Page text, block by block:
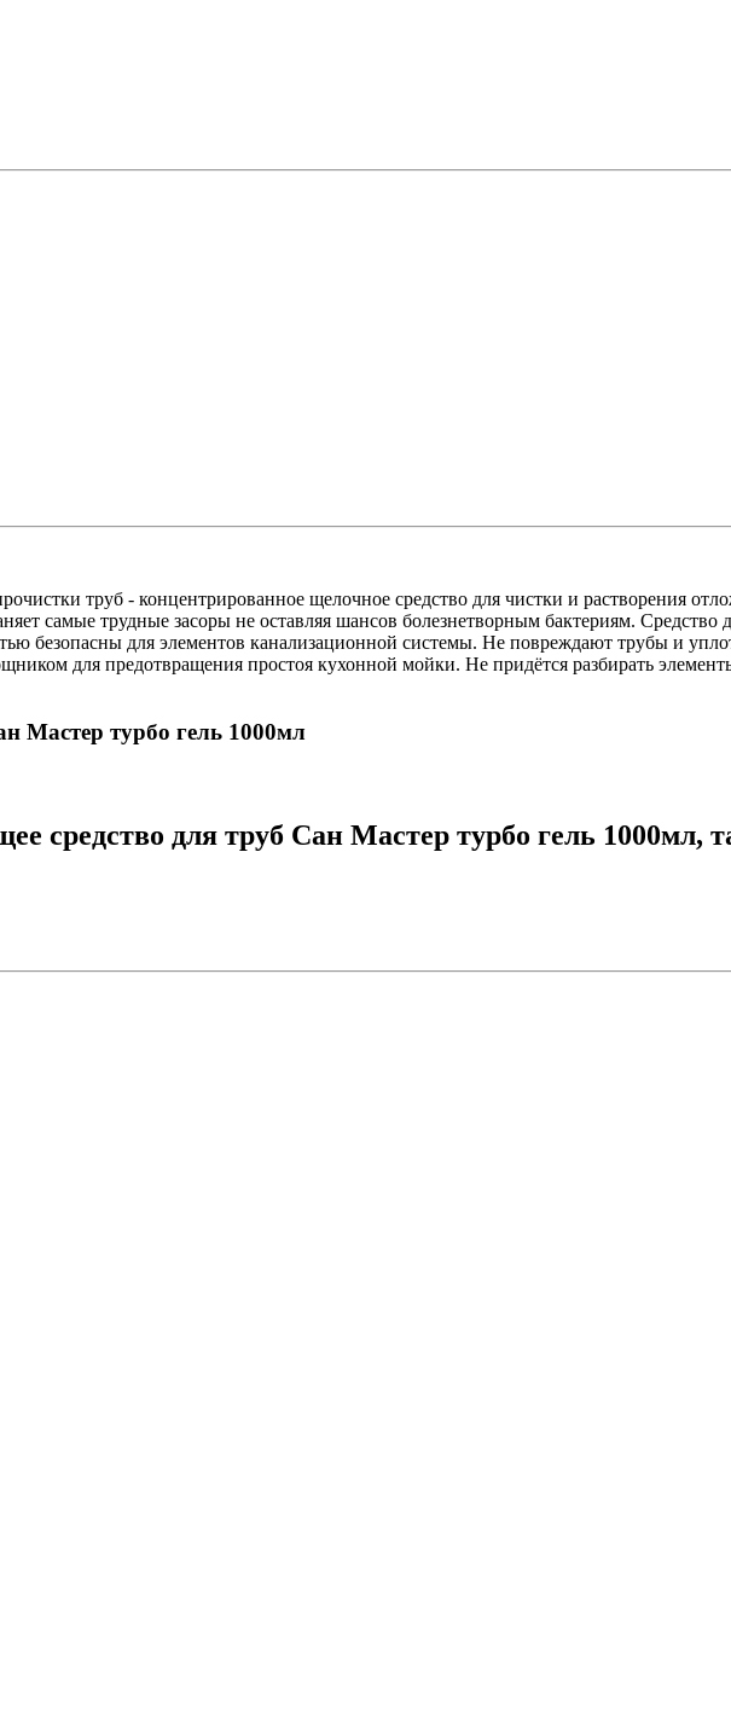
труб - концентрированное щелочное средство для чистки и растворения
самые трудные засоры не оставляя шансов болезнетворным бактериям.
безопасны для элементов канализационной системы. Не повреждают трубы и
для предотвращения простоя кухонной мойки. Не придётся разбирать
Мастер турбо гель 1000мл
средство для труб Сан Мастер турбо гель 1000мл,